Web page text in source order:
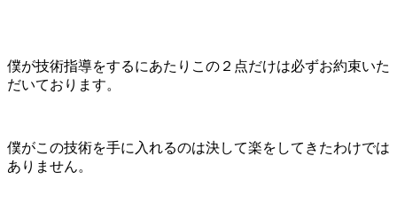
僕が技術指導をするにあたりこの２点だけは必ずお約束いた
だいております。
僕がこの技術を手に入れるのは決して楽をしてきたわけでは
ありません。